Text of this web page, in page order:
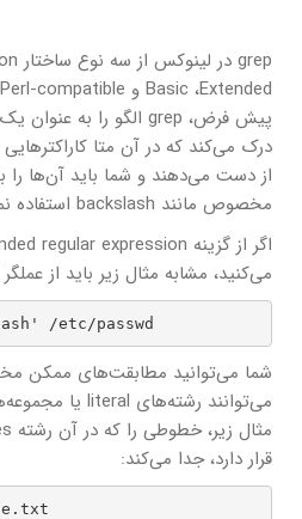
درک می‌کند که در آن متا
از دست می‌دهند و شما باید آن‌ها را
مخصوص مانند backslash استفاده نمایید.
می‌کنید، مشابه مثال زیر باید از
/etc/passwd
شما می‌توانید مطابقت‌های ممکن
قرار دارد، جدا می‌کند: